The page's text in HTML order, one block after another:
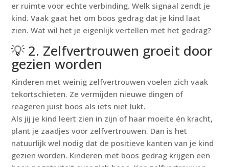
er ruimte voor echte verbinding. Welk signaal zendt je
kind. Vaak gaat het om boos gedrag dat je kind laat
zien. Wat wil het je eigenlijk vertellen met het gedrag?
💡 2. Zelfvertrouwen groeit door
gezien worden
Kinderen met weinig zelfvertrouwen voelen zich vaak
tekortschieten. Ze vermijden nieuwe dingen of
reageren juist boos als iets niet lukt.
Als jij je kind leert zien in zijn of haar moeite én kracht,
plant je zaadjes voor zelfvertrouwen. Dan is het
natuurlijk wel nodig dat de positieve kanten van je kind
gezien worden. Kinderen met boos gedrag krijgen een